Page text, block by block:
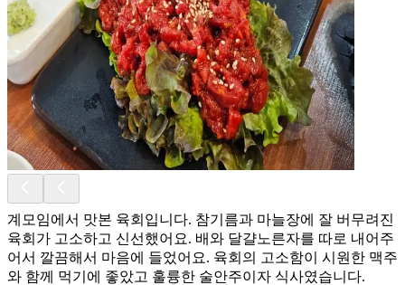
계모임에서 맛본 육회입니다. 참기름과 마늘장에 잘 버무려진
육회가 고소하고 신선했어요. 배와 달걀노른자를 따로 내어주
어서 깔끔해서 마음에 들었어요. 육회의 고소함이 시원한 맥주
와 함께 먹기에 좋았고 훌륭한 술안주이자 식사였습니다.